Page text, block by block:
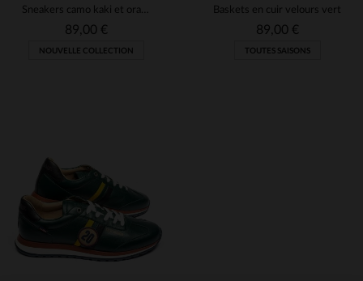
TAILLES DISPONIBLES
42
Sneakers camo kaki et orange
89,00 €
NOUVELLE COLLECTION
Baskets en cuir velours vert
89,00 €
TOUTES SAISONS